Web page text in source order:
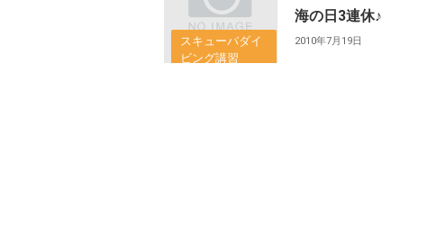
スキューバダイ
ビング講習
海の日3連休♪
2010年7月19日